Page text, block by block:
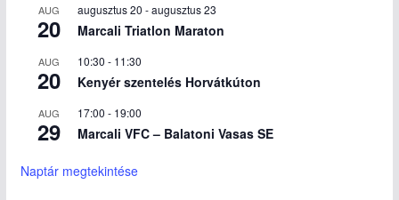
AUG
20
augusztus 20 -augusztus 23
Marcali Triatlon Maraton
AUG
20
10:30 - 11:30
Kenyér szentelés Horvátkúton
AUG
29
17:00 - 19:00
Marcali VFC – Balatoni Vasas SE
Naptár megtekintése